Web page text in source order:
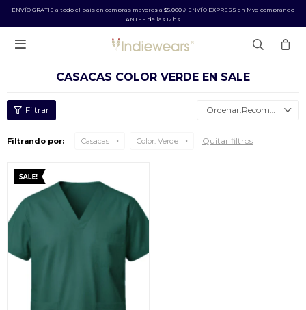
ENVÍO GRATIS a todo el país en compras mayores a $5.000 // ENVÍO EXPRESS en Mvd comprando
ANTES de las 12 hs

CASACAS COLOR VERDE EN SALE
Recomendados
Filtrando por: Casacas Color: Verde Quitar filtros